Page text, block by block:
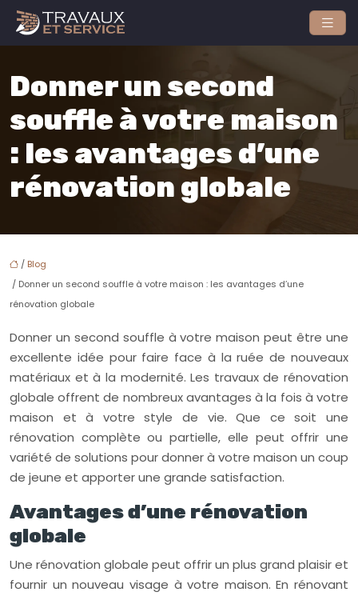
Donner un second
souffle à votre maison
: les avantages d’une
rénovation globale
/ Blog
/ Donner un second souffle à votre maison : les avantages d’une
rénovation globale
Donner un second souffle à votre maison peut être une
excellente idée pour faire face à la ruée de nouveaux
matériaux et à la modernité. Les travaux de rénovation
globale offrent de nombreux avantages à la fois à votre
maison et à votre style de vie. Que ce soit une
rénovation complète ou partielle, elle peut offrir une
variété de solutions pour donner à votre maison un coup
de jeune et apporter une grande satisfaction.
Avantages d’une rénovation
globale
Une rénovation globale peut offrir un plus grand plaisir et
fournir un nouveau visage à votre maison. En rénovant